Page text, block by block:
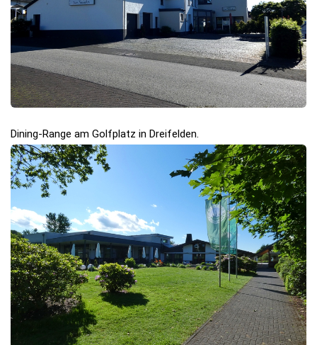
Dining-Range am Golfplatz in Dreifelden.